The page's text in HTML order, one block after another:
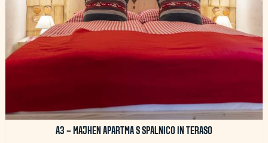
A3 – MAJHEN APARTMA S SPALNICO IN TERASO